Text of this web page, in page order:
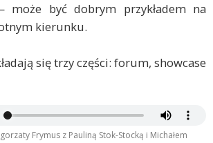
może być dobrym przykładem na
kierunku.
się trzy części: forum, showcase
Frymus z Pauliną Stok-Stocką i Michałem